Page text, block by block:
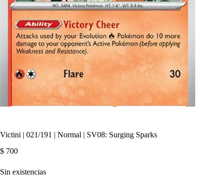
Victini | 021/191 | Normal | SV08: Surging Sparks
$ 700
Sin existencias